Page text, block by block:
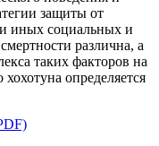
защиты от
иных социальных и
различна, а
таких факторов на
определяется